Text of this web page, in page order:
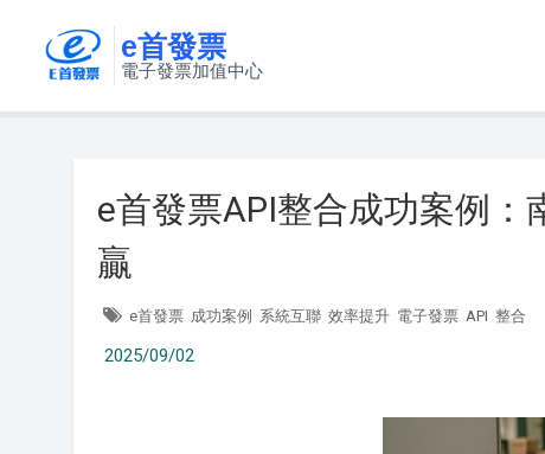
e首發票
電子發票加值中心
e首發票API整合成功案例
贏
e首發票 成功案例 系統互聯 效率提升 電子發票 API 整合
2025/09/02